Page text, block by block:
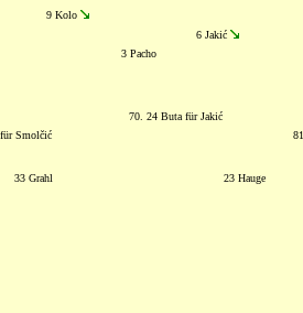
9 Kolo
6 Jakić
3 Pacho
70. 24 Buta für Jakić
Smolčić
33 Grahl 23 Hauge